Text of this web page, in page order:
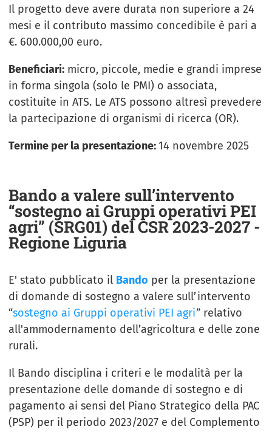
Il progetto deve avere durata non superiore a 24
mesi e il contributo massimo concedibile è pari a
€. 600.000,00 euro.
Beneficiari:micro, piccole, medie e grandi imprese
in forma singola (solo le PMI) o associata,
costituite in ATS. Le ATS possono altresì prevedere
la partecipazione di organismi di ricerca (OR).
Termine per la presentazione:14 novembre 2025
Bando a valere sull’intervento
“sostegno ai Gruppi operativi PEI
agri” (SRG01) del CSR 2023-2027 -
Regione Liguria
E' stato pubblicato il Bando per la presentazione
di domande di sostegno a valere sull’intervento
“sostegno ai Gruppi operativi PEI agri” relativo
all'ammodernamento dell’agricoltura e delle zone
rurali.
Il Bando disciplina i criteri e le modalità per la
presentazione delle domande di sostegno e di
pagamento ai sensi del Piano Strategico della PAC
(PSP) per il periodo 2023/2027 e del Complemento